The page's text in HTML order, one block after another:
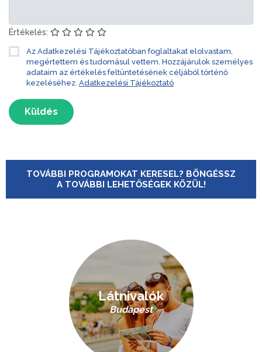
Értékelés:
Az Adatkezelési Tájékoztatóban foglaltakat elolvastam,
megértettem és tudomásul vettem. Hozzájárulok személyes
adataim az értékelés feltüntetésének céljából történő
kezeléséhez. Adatkezelési Tájékoztató
Küldés
TOVÁBBI PROGRAMOKAT KERESEL? BÖNGÉSSZ
A TOVÁBBI LEHETŐSÉGEK KÖZÜL!
Látnivalók
Budapest